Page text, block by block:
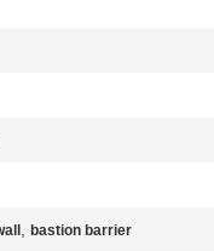
,bastion barrier